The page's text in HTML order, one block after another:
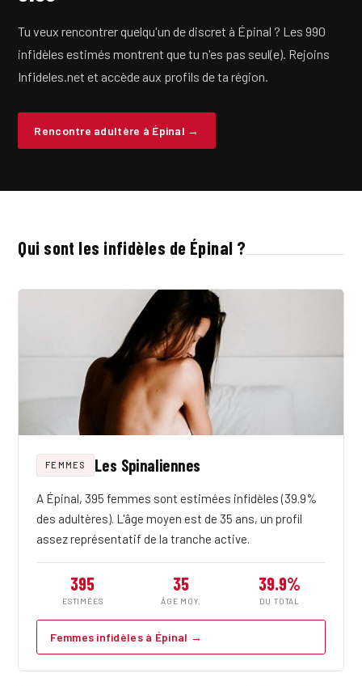
Tu veux rencontrer quelqu'un de discret à Épinal ? Les 990
infidèles estimés montrent que tu n'es pas seul(e). Rejoins
Infideles.net et accède aux profils de ta région.
Rencontre adultère à Épinal →
Qui sont les infidèles de Épinal ?
FEMMES Les Spinaliennes
A Épinal, 395 femmes sont estimées infidèles (39.9%
des adultères). L'âge moyen est de 35 ans, un profil
assez représentatif de la tranche active.
395
ESTIMÉES
35
ÂGE MOY.
39.9%
DU TOTAL
Femmes infidèles à Épinal →